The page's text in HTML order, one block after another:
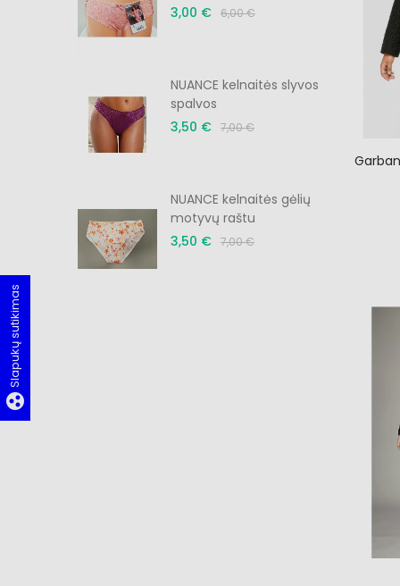
3,00 € 6,00 €
NUANCE kelnaitės slyvos
spalvos
3,50 € 7,00 €
NUANCE kelnaitės gėlių
motyvų raštu
3,50 € 7,00 €
group_work
Slapukų sutikimas